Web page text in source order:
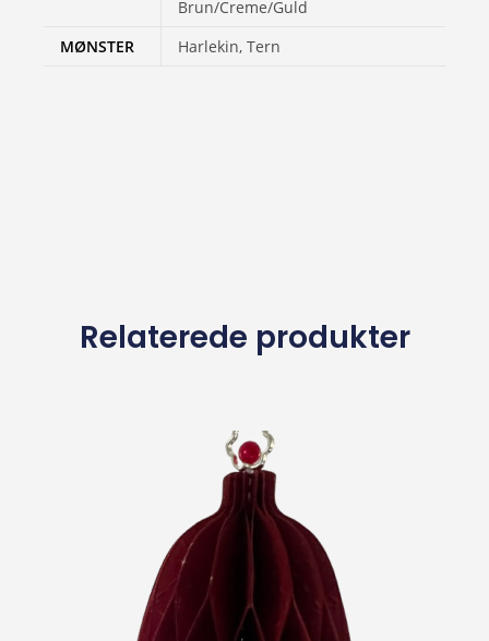
Brun/Creme/Guld
MØNSTER
Harlekin, Tern
Relaterede produkter